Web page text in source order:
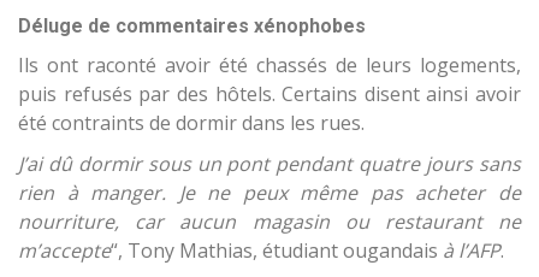
Déluge de commentaires xénophobes
Ils ont raconté avoir été chassés de leurs logements,
puis refusés par des hôtels. Certains disent ainsi avoir
été contraints de dormir dans les rues.
J’ai dû dormir sous un pont pendant quatre jours sans
rien à manger. Je ne peux même pas acheter de
nourriture, car aucun magasin ou restaurant ne
m’accepte“, Tony Mathias, étudiant ougandais à l’AFP.